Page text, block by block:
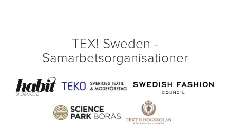
TEX! Sweden -
Samarbetsorganisationer